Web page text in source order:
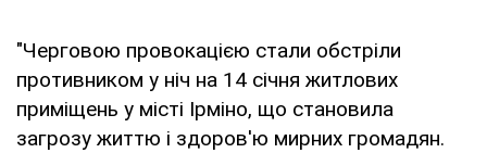
"Черговою провокацією стали обстріли
противником у ніч на 14 січня житлових
приміщень у місті Ірміно, що становила
загрозу життю і здоров'ю мирних громадян.